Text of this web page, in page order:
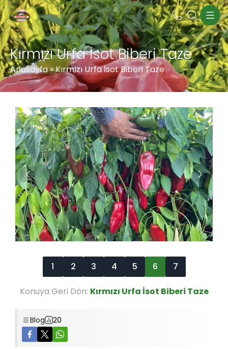
Kırmızı Urfa İsot Biberi Taze
Anasayfa»Kırmızı Urfa İsot Biberi Taze
1 2 3 4 5 6 7
Konuya Geri Dön: Kırmızı Urfa İsot Biberi Taze
Blog 20